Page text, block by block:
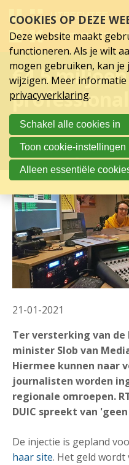
links
over
Spring
hoofd
inhoud
Spring
naar
hoofdnavigatie
€4,5
lokale en
omroepen
21-01-2021
Ter versterking van
minister Slob van
Hiermee kunnen naar
journalisten worden
regionale omroepen.
DUIC spreekt van
De injectie is gepland
haar site. Het geld wordt
COOKIES OP DEZE
Deze website maakt
functioneren. Als je wilt
mogen gebruiken, kan
wijzigen. Meer
privacyverklaring.
Schakel alle cookies in
Toon cookie-instellingen
Alleen essentiële